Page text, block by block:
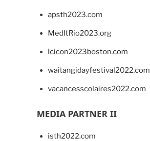
apsth2023.com
MedItRio2023.org
lcicon2023boston.com
waitangidayfestival2022.com
vacancesscolaires2022.com
MEDIA PARTNER II
isth2022.com